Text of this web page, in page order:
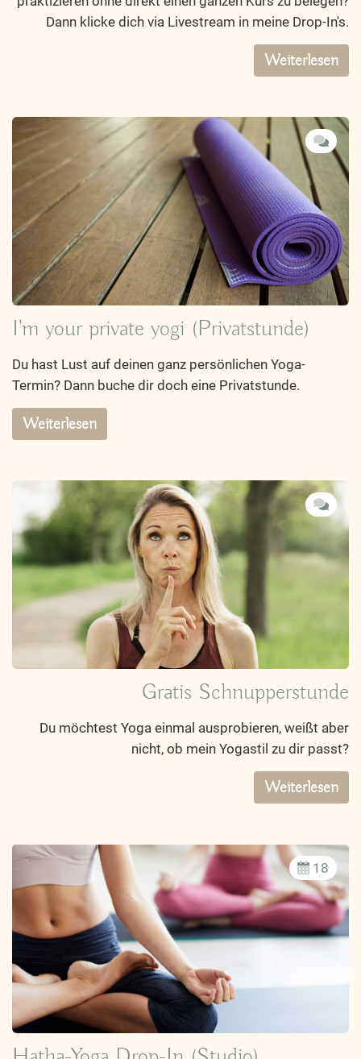
Dann klicke dich via Livestream in meine Drop-In's.
Weiterlesen
I'm your private yogi (Privatstunde)
Du hast Lust auf deinen ganz persönlichen Yoga-
Termin? Dann buche dir doch eine Privatstunde.
Weiterlesen
Gratis Schnupperstunde
Du möchtest Yoga einmal ausprobieren, weißt aber
nicht, ob mein Yogastil zu dir passt?
Weiterlesen
18